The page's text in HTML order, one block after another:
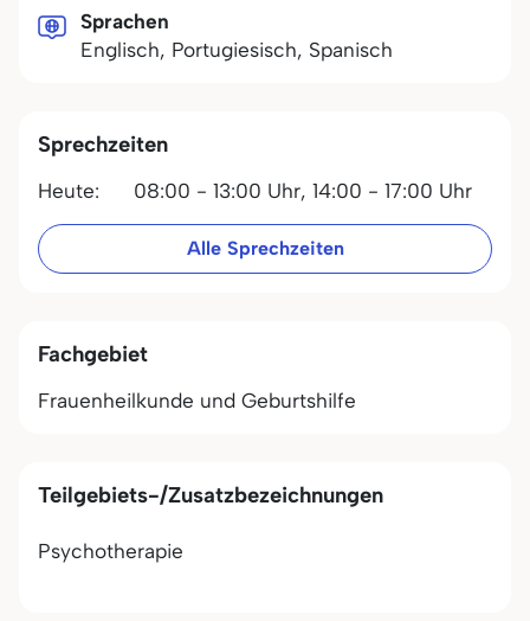
Sprachen
Englisch, Portugiesisch, Spanisch
Sprechzeiten
Heute: 08:00 - 13:00 Uhr, 14:00 - 17:00 Uhr
Alle Sprechzeiten
Fachgebiet
Frauenheilkunde und Geburtshilfe
Teilgebiets-/Zusatzbezeichnungen
Psychotherapie